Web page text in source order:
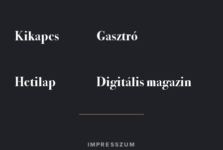
Kikapcs Gasztró
Hetilap Digitális magazin
IMPRESSZUM